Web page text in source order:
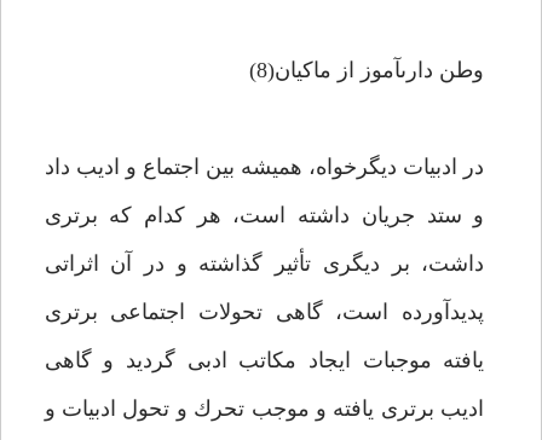
وطن دارى‏آموز از ماكيان(8)
در ادبيات ديگرخواه، هميشه بين اجتماع و اديب داد
و ستد جريان داشته است، هر كدام كه برترى
داشت، بر ديگرى تأثير گذاشته و در آن اثراتى
پديدآورده است، گاهى تحولات اجتماعى برترى
يافته موجبات ايجاد مكاتب ادبى گرديد و گاهى
اديب برترى يافته و موجب تحرك و تحول ادبيات و